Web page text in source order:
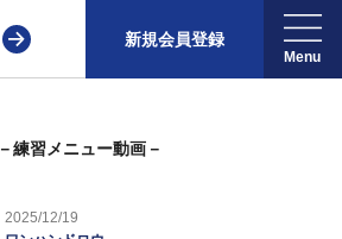
新規会員登録
－練習メニュー動画－
2025/12/19